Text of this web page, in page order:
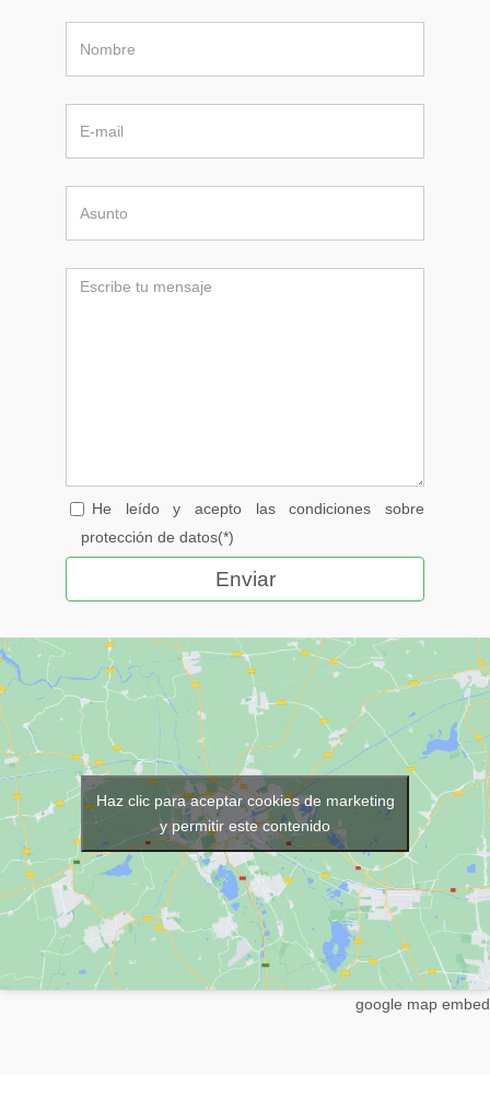
He leído y acepto las condiciones sobre
protección de datos(*)
Haz clic para aceptar cookies de marketing
y permitir este contenido
google map embed